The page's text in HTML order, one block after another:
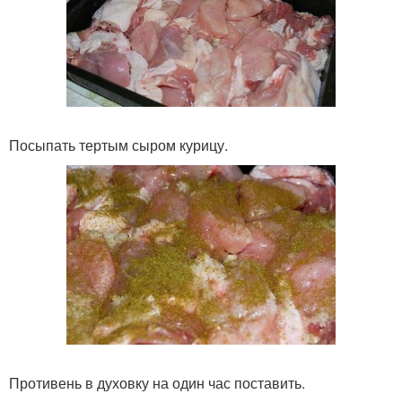
Посыпать тертым сыром курицу.
Противень в духовку на один час поставить.